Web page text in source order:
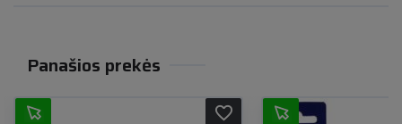
Panašios prekės
favorite_border